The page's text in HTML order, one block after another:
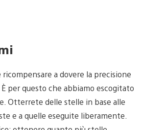
a dovere la precisione
per questo che abbiamo escogitato
Otterrete delle stelle in base alle
e a quelle eseguite liberamente.